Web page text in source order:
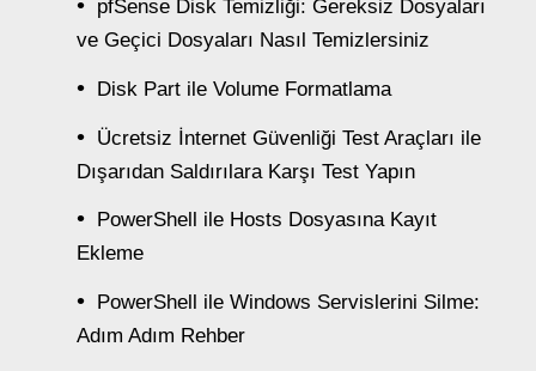
pfSense Disk Temizliği: Gereksiz Dosyaları
ve Geçici Dosyaları Nasıl Temizlersiniz
Disk Part ile Volume Formatlama
Ücretsiz İnternet Güvenliği Test Araçları ile
Dışarıdan Saldırılara Karşı Test Yapın
PowerShell ile Hosts Dosyasına Kayıt
Ekleme
PowerShell ile Windows Servislerini Silme:
Adım Adım Rehber